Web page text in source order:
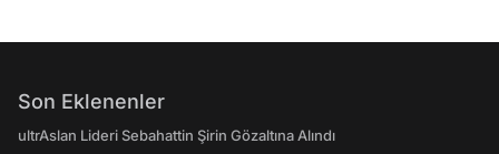
Son Eklenenler
ultrAslan Lideri Sebahattin Şirin Gözaltına Alındı